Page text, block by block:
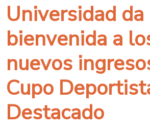
Universidad da
bienvenida a
nuevos
Cupo
Destacado